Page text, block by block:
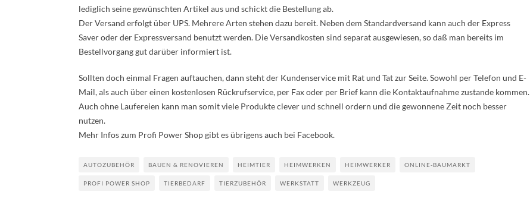
lediglich seine gewünschten Artikel aus und schickt die Bestellung ab.
Der Versand erfolgt über UPS. Mehrere Arten stehen dazu bereit. Neben dem Standardversand kann auch der Express
Saver oder der Expressversand benutzt werden. Die Versandkosten sind separat ausgewiesen, so daß man bereits im
Bestellvorgang gut darüber informiert ist.
Sollten doch einmal Fragen auftauchen, dann steht der Kundenservice mit Rat und Tat zur Seite. Sowohl per Telefon und E-
Mail, als auch über einen kostenlosen Rückrufservice, per Fax oder per Brief kann die Kontaktaufnahme zustande kommen.
Auch ohne Laufereien kann man somit viele Produkte clever und schnell ordern und die gewonnene Zeit noch besser
nutzen.
Mehr Infos zum Profi Power Shop gibt es übrigens auch bei Facebook.
AUTOZUBEHÖR BAUEN & RENOVIEREN HEIMTIER HEIMWERKEN HEIMWERKER ONLINE-BAUMARKT
PROFI POWER SHOP TIERBEDARF TIERZUBEHÖR WERKSTATT WERKZEUG